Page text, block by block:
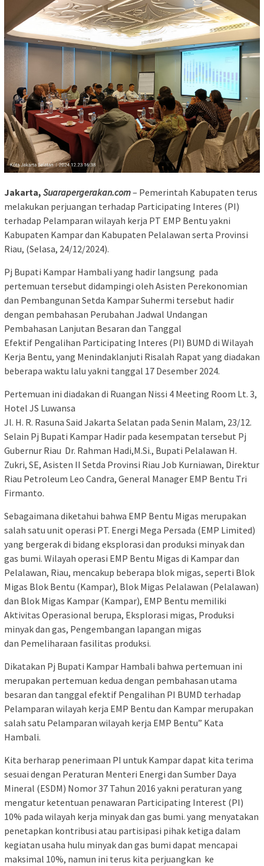
Jakarta, Suarapergerakan.com– Pemerintah Kabupaten terus
melakukan perjuangan terhadap Participating Interes (PI)
terhadap Pelamparan wilayah kerja PT EMP Bentu yakni
Kabupaten Kampar dan Kabupaten Pelalawan serta Provinsi
Riau, (Selasa, 24/12/2024).
Pj Bupati Kampar Hambali yang hadir langsung pada
pertemuan tersebut didampingi oleh Asisten Perekonomian
dan Pembangunan Setda Kampar Suhermi tersebut hadir
dengan pembahasan Perubahan Jadwal Undangan
Pembahasan Lanjutan Besaran dan Tanggal
Efektif Pengalihan Participating Interes (PI) BUMD di Wilayah
Kerja Bentu, yang Menindaklanjuti Risalah Rapat yang diadakan
beberapa waktu lalu yakni tanggal 17 Desember 2024.
Pertemuan ini diadakan di Ruangan Nissi 4 Meeting Room Lt. 3,
Hotel JS Luwansa
Jl. H. R. Rasuna Said Jakarta Selatan pada Senin Malam, 23/12.
Selain Pj Bupati Kampar Hadir pada kesempatan tersebut Pj
Gubernur Riau Dr. Rahman Hadi,M.Si., Bupati Pelalawan H.
Zukri, SE, Asisten II Setda Provinsi Riau Job Kurniawan, Direktur
Riau Petroleum Leo Candra, General Manager EMP Bentu Tri
Firmanto.
Sebagaimana diketahui bahwa EMP Bentu Migas merupakan
salah satu unit operasi PT. Energi Mega Persada (EMP Limited)
yang bergerak di bidang eksplorasi dan produksi minyak dan
gas bumi. Wilayah operasi EMP Bentu Migas di Kampar dan
Pelalawan, Riau, mencakup beberapa blok migas, seperti Blok
Migas Blok Bentu (Kampar), Blok Migas Pelalawan (Pelalawan)
dan Blok Migas Kampar (Kampar), EMP Bentu memiliki
Aktivitas Operasional berupa, Eksplorasi migas, Produksi
minyak dan gas, Pengembangan lapangan migas
dan Pemeliharaan fasilitas produksi.
Dikatakan Pj Bupati Kampar Hambali bahwa pertemuan ini
merupakan pertemuan kedua dengan pembahasan utama
besaran dan tanggal efektif Pengalihan PI BUMD terhadap
Pelamparan wilayah kerja EMP Bentu dan Kampar merupakan
salah satu Pelamparan wilayah kerja EMP Bentu” Kata
Hambali.
Kita berharap penerimaan PI untuk Kampar dapat kita terima
sesuai dengan Peraturan Menteri Energi dan Sumber Daya
Mineral (ESDM) Nomor 37 Tahun 2016 yakni peraturan yang
mengatur ketentuan penawaran Participating Interest (PI)
10% pada wilayah kerja minyak dan gas bumi. yang menyatakan
penetapkan kontribusi atau partisipasi pihak ketiga dalam
kegiatan usaha hulu minyak dan gas bumi dapat mencapai
maksimal 10%, namun ini terus kita perjuangkan ke